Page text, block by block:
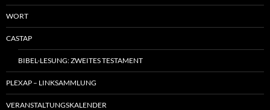
WORT
CASTAP
BIBEL-LESUNG: ZWEITES TESTAMENT
PLEXAP – LINKSAMMLUNG
VERANSTALTUNGSKALENDER